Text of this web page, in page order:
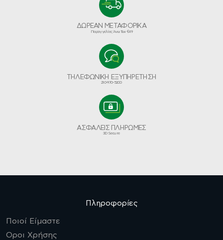
ΔΩΡΕΑΝ ΜΕΤΑΦΟΡΙΚΑ
Παραγγελίες Άνω Των €49
ΤΗΛΕΦΩΝΙΚΗ ΕΞΥΠΗΡΕΤΗΣΗ
210-970-5200
ΑΣΦΑΛΕΙΣ ΠΛΗΡΩΜΕΣ
3D Secure
Πληροφορίες
Ποιοί Είμαστε
Οροι Χρήσης